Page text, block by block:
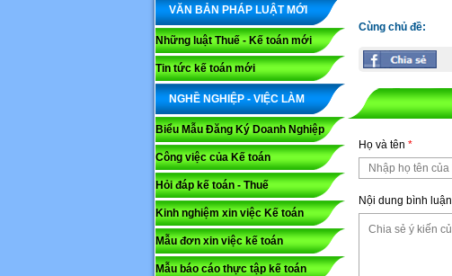
VĂN BẢN PHÁP LUẬT MỚI
Những luật Thuế - Kế toán mới
Tin tức kế toán mới
NGHỀ NGHIỆP - VIỆC LÀM
Biểu Mẫu Đăng Ký Doanh Nghiệp
Công việc của Kế toán
Hỏi đáp kế toán - Thuế
Kinh nghiệm xin việc Kế toán
Mẫu đơn xin việc kế toán
Mẫu báo cáo thực tập kế toán
Cùng chủ đề:
Họ và tên *
Nội dung bình luận